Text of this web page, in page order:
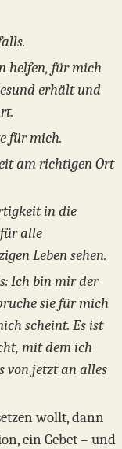
helfen, für mich
erhält und
für mich.
am richtigen Ort
in die
alle
Leben sehen.
Ich bin mir der
sie für mich
scheint. Es ist
mit dem ich
von jetzt an alles
wollt, dann
ein Gebet – und